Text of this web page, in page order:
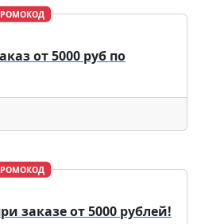
от 5000 руб по
заказе от 5000 рублей!